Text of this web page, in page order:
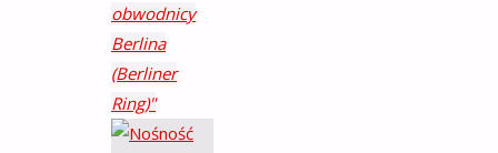
obwodnicy
Berlina
(Berliner
Ring)"